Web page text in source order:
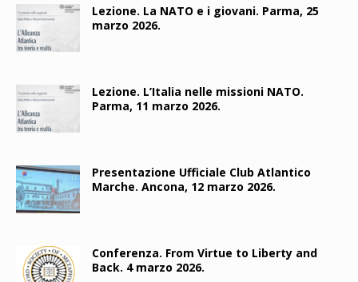
Lezione. La NATO e i giovani. Parma, 25
marzo 2026.
Lezione. L’Italia nelle missioni NATO.
Parma, 11 marzo 2026.
Presentazione Ufficiale Club Atlantico
Marche. Ancona, 12 marzo 2026.
Conferenza. From Virtue to Liberty and
Back. 4 marzo 2026.